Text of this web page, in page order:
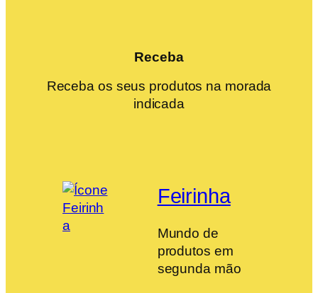
Receba
Receba os seus produtos na morada
indicada
Feirinha
Mundo de
produtos em
segunda mão